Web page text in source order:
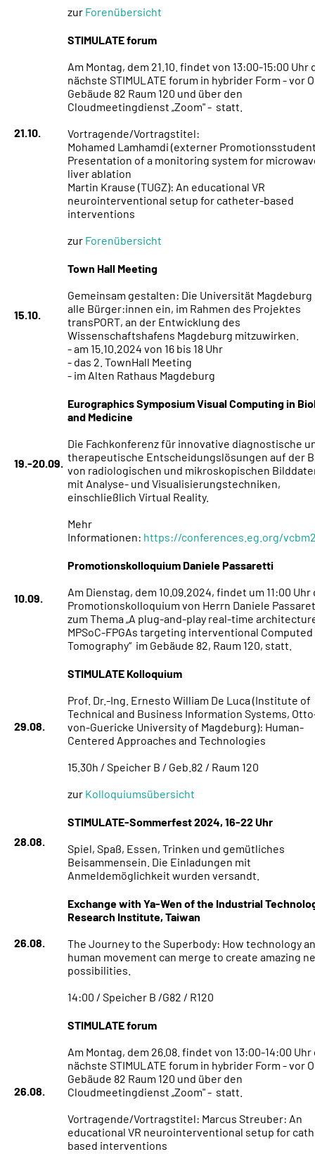
zur Forenübersicht
21.10.
STIMULATE forum
Am Montag, dem 21.10. findet von 13:00-15:00 Uhr
nächste STIMULATE forum in hybrider Form - vor
Gebäude 82 Raum 120 und über den
Cloudmeetingdienst „Zoom" - statt.
Vortragende/Vortragstitel:
Mohamed Lamhamdi (externer
Presentation of a monitoring system for
liver ablation
Martin Krause (TUGZ): An educational VR
neurointerventional setup for catheter-based
interventions
zur Forenübersicht
15.10.
Town Hall Meeting
Gemeinsam gestalten: Die Universität
alle Bürger:innen ein, im Rahmen des Projektes
transPORT, an der Entwicklung des
Wissenschaftshafens Magdeburg mitzuwirken.
- am 15.10.2024 von 16 bis 18 Uhr
- das 2. TownHall Meeting
- im Alten Rathaus Magdeburg
19.-20.09.
Eurographics Symposium Visual Computing in
and Medicine
Die Fachkonferenz für innovative diagnostische
therapeutische Entscheidungslösungen auf der
von radiologischen und mikroskopischen
mit Analyse- und Visualisierungstechniken,
einschließlich Virtual Reality.
Mehr
Informationen: https://conferences.eg.org/
10.09.
Promotionskolloquium Daniele Passaretti
Am Dienstag, dem 10.09.2024, findet um 11:00 Uhr
Promotionskolloquium von Herrn Daniele
zum Thema „A plug-and-play real-time
MPSoC-FPGAs targeting interventional Computed
Tomography“ im Gebäude 82, Raum 120, statt.
29.08.
STIMULATE Kolloquium
Prof. Dr.-Ing. Ernesto William De Luca (Institute of
Technical and Business Information Systems,
von-Guericke University of Magdeburg): Human-
Centered Approaches and Technologies
15.30h / Speicher B / Geb.82 / Raum 120
zur Kolloquiumsübersicht
28.08.
STIMULATE-Sommerfest 2024, 16-22 Uhr
Spiel, Spaß, Essen, Trinken und gemütliches
Beisammensein. Die Einladungen mit
Anmeldemöglichkeit wurden versandt.
26.08.
Exchange with Ya-Wen of the Industrial
Research Institute, Taiwan
The Journey to the Superbody: How technology
human movement can merge to create amazing
possibilities.
14:00 / Speicher B /G82 / R120
26.08.
STIMULATE forum
Am Montag, dem 26.08. findet von 13:00-14:00 Uhr
nächste STIMULATE forum in hybrider Form - vor
Gebäude 82 Raum 120 und über den
Cloudmeetingdienst „Zoom" - statt.
Vortragende/Vortragstitel: Marcus Streuber: An
educational VR neurointerventional setup for
based interventions